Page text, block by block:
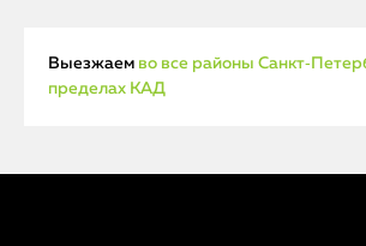
Выезжаем во все районы
пределах КАД